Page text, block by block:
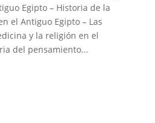
Egipto – Historia de la
el Antiguo Egipto – Las
y la religión en el
del pensamiento...